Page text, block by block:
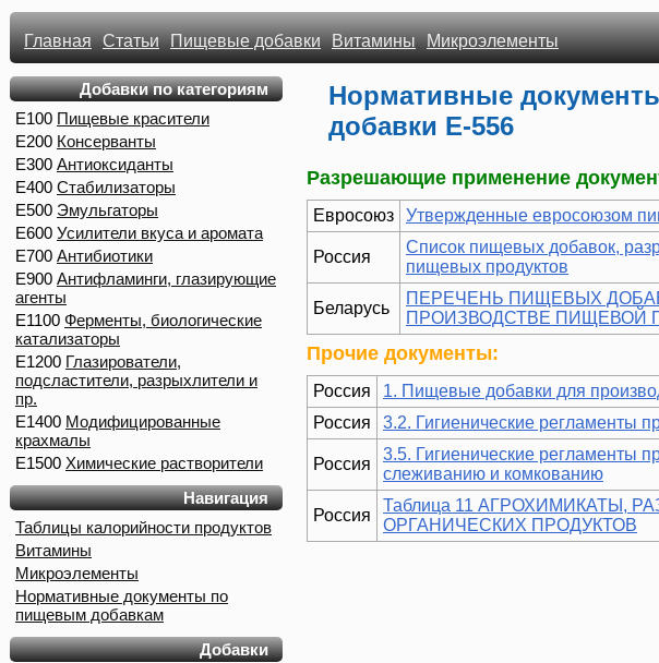
Главная Статьи Пищевые добавки Витамины Микроэлементы
Добавки по категориям
E100 Пищевые красители
E200 Консерванты
E300 Антиоксиданты
E400 Стабилизаторы
E500 Эмульгаторы
E600 Усилители вкуса и аромата
E700 Антибиотики
E900 Антифламинги, глазирующие
агенты
E1100 Ферменты, биологические
катализаторы
E1200 Глазирователи,
подсластители, разрыхлители и
пр.
E1400 Модифицированные
крахмалы
E1500 Химические растворители
Навигация
Таблицы калорийности продуктов
Витамины
Микроэлементы
Нормативные документы по
пищевым добавкам
Добавки
Нормативные
добавки E-556
Разрешающие применение
Евросоюз Утвержденные евросоюзом
Россия
Список пищевых добавок,
пищевых продуктов
Беларусь
ПЕРЕЧЕНЬ ПИЩЕВЫХ
ПРОИЗВОДСТВЕ ПИЩЕВОЙ
Прочие документы:
Россия
1. Пищевые добавки для
Россия
3.2. Гигиенические регламенты
Россия
3.5. Гигиенические регламенты
слеживанию и комкованию
Россия
Таблица 11 АГРОХИМИКАТЫ,
ОРГАНИЧЕСКИХ ПРОДУКТОВ